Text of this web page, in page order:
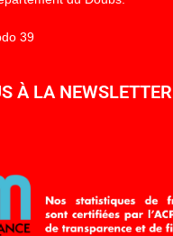
39
À LA NEWSLETTER